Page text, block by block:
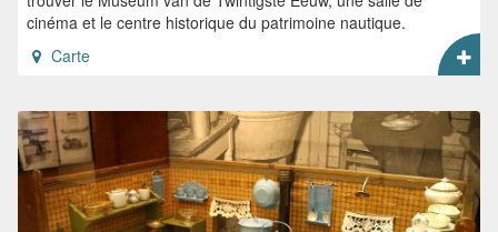
cinéma et le centre historique du patrimoine nautique.
Carte